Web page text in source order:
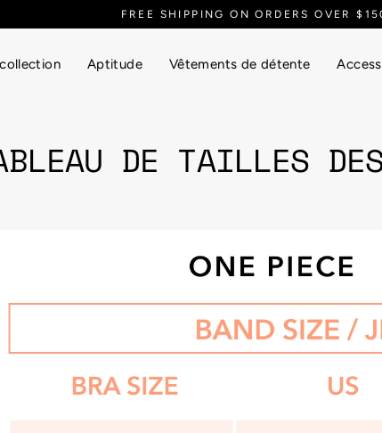
FREE SHIPPING ON ORDERS OVER
Aptitude Vêtements de détente
DE TAILLES